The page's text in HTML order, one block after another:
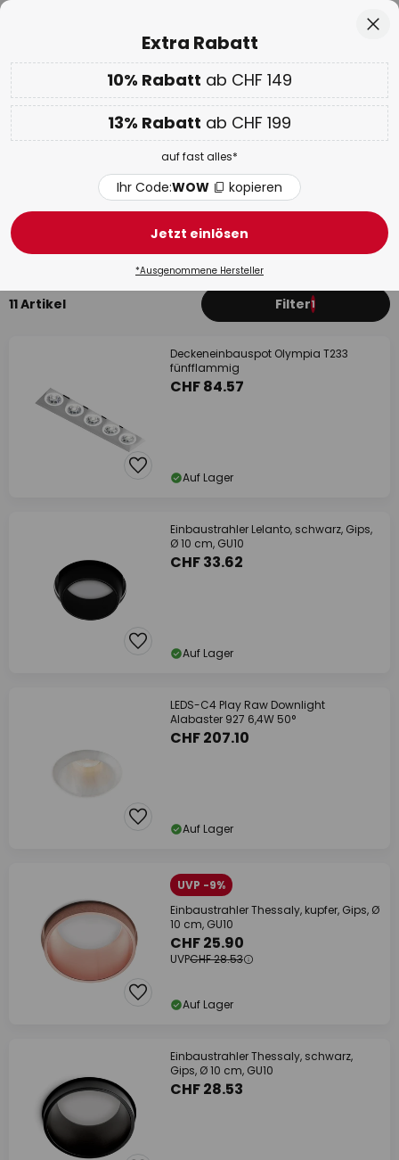
Nur
00D 12H 34M 48S
10% ab CHF 149 & 13% ab CHF 199 extraauf fast alles
Code:WOW kopieren
WOW Week:Bis zu -70%
Einbaustrahler, Downlights Gips / Ton
Deckeneinbaustrahler LED Einbaustrahler
11 Artikel Filter1
Deckeneinbauspot Olympia T233
fünfflammig
CHF 84.57
Auf Lager
Einbaustrahler Lelanto, schwarz, Gips,
Ø 10 cm, GU10
CHF 33.62
Auf Lager
LEDS-C4 Play Raw Downlight
Alabaster 927 6,4W 50°
CHF 207.10
Auf Lager
UVP -9%
Einbaustrahler Thessaly, kupfer, Gips, Ø
10 cm, GU10
CHF 25.90
UVPCHF 28.53
Auf Lager
Einbaustrahler Thessaly, schwarz,
Gips, Ø 10 cm, GU10
CHF 28.53
Extra Rabatt
10% Rabatt ab CHF 149
13% Rabatt ab CHF 199
auf fast alles*
Ihr Code:WOW kopieren
Jetzt einlösen
*Ausgenommene Hersteller